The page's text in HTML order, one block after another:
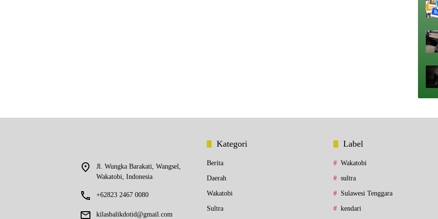
Jl. Wungka Barakati, Wangsel,
Wakatobi, Indonesia
+62823 2467 0080
kilasbalikdotid@gmail.com
Kategori
Berita
Daerah
Wakatobi
Sultra
Label
Wakatobi
sultra
Sulawesi Tenggara
kendari